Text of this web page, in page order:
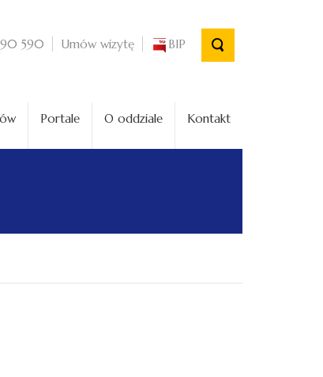
590 Umów wizytę BIP
Portale O oddziale Kontakt